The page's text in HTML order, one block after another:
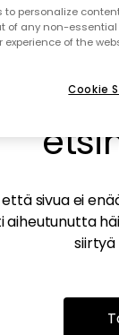
sivua ei
aiheutunutta
siirtyä
to personalize
of any non-
experience of the
Cookie